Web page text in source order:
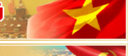
hội Việt Nam: vì lợi ích Nhân dân,
triển của đất nước
duyệt nội dung Đại hội đại biểu
Thanh Hóa lần thứ XX, nhiệm kỳ